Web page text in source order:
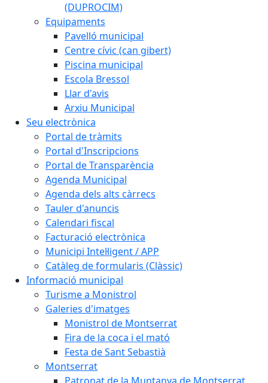
(DUPROCIM)
Equipaments
Pavelló municipal
Centre cívic (can gibert)
Piscina municipal
Escola Bressol
Llar d'avis
Arxiu Municipal
Seu electrònica
Portal de tràmits
Portal d'Inscripcions
Portal de Transparència
Agenda Municipal
Agenda dels alts càrrecs
Tauler d'anuncis
Calendari fiscal
Facturació electrònica
Municipi Intel·ligent / APP
Catàleg de formularis (Clàssic)
Informació municipal
Turisme a Monistrol
Galeries d'imatges
Monistrol de Montserrat
Fira de la coca i el mató
Festa de Sant Sebastià
Montserrat